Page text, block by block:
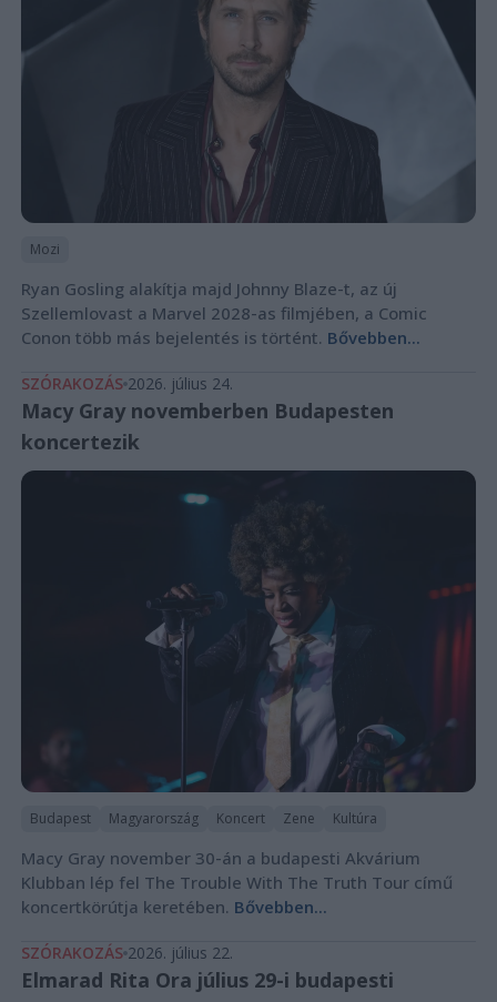
Mozi
Ryan Gosling alakítja majd Johnny Blaze-t, az új
Szellemlovast a Marvel 2028-as filmjében, a Comic
Conon több más bejelentés is történt. Bővebben...
SZÓRAKOZÁS 2026. július 24.
Macy Gray novemberben Budapesten
koncertezik
Budapest Magyarország Koncert Zene Kultúra
Macy Gray november 30-án a budapesti Akvárium
Klubban lép fel The Trouble With The Truth Tour című
koncertkörútja keretében. Bővebben...
SZÓRAKOZÁS 2026. július 22.
Elmarad Rita Ora július 29-i budapesti